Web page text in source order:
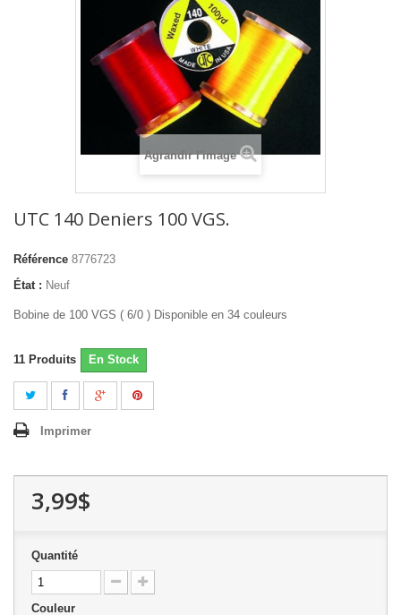
Agrandir l'image
UTC 140 Deniers 100 VGS.
Référence 8776723
État : Neuf
Bobine de 100 VGS ( 6/0 ) Disponible en 34 couleurs
11 Produits En Stock
Imprimer
3,99$
Quantité
Couleur